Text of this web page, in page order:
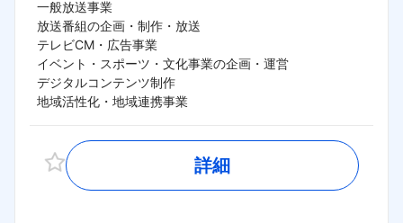
一般放送事業
放送番組の企画・制作・放送
テレビCM・広告事業
イベント・スポーツ・文化事業の企画・運営
デジタルコンテンツ制作
地域活性化・地域連携事業
詳細